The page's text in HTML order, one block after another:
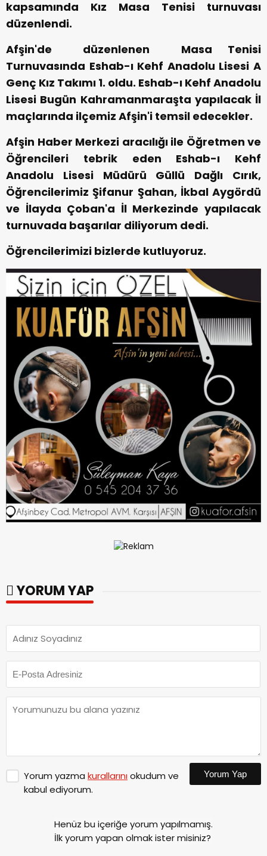
kapsamında Kız Masa Tenisi turnuvası
düzenlendi.
Afşin'de düzenlenen Masa Tenisi
Turnuvasında Eshab-ı Kehf Anadolu Lisesi A
Genç Kız Takımı 1. oldu. Eshab-ı Kehf Anadolu
Lisesi Bugün Kahramanmaraşta yapılacak İl
maçlarında ilçemiz Afşin'i temsil edecekler.
Afşin Haber Merkezi aracılığı ile Öğretmen ve
Öğrencileri tebrik eden Eshab-ı Kehf
Anadolu Lisesi Müdürü Güllü Dağlı Cırık,
Öğrencilerimiz Şifanur Şahan, İkbal Aygördü
ve İlayda Çoban'a İl Merkezinde yapılacak
turnuvada başarılar diliyorum dedi.
Öğrencilerimizi bizlerde kutluyoruz.
YORUM YAP
Yorum yazma kurallarınıokudum ve
kabul ediyorum.
Yorum Yap
Henüz bu içeriğe yorum yapılmamış.
İlk yorum yapan olmak ister misiniz?